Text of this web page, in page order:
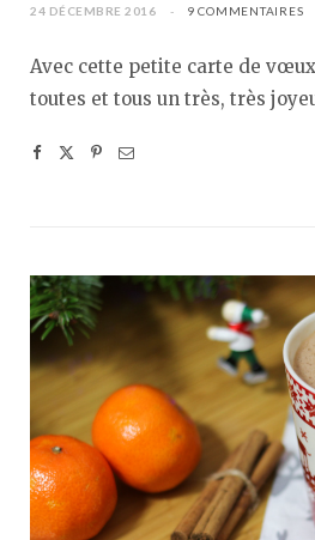
24 DÉCEMBRE 2016 9 COMMENTAIRES
Avec cette petite carte de
toutes et tous un très, très